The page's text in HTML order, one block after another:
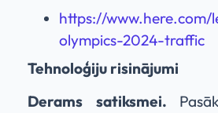
https://
olympics-2024-traffic
Tehnoloģiju risinājumi
Derams satiksmei.